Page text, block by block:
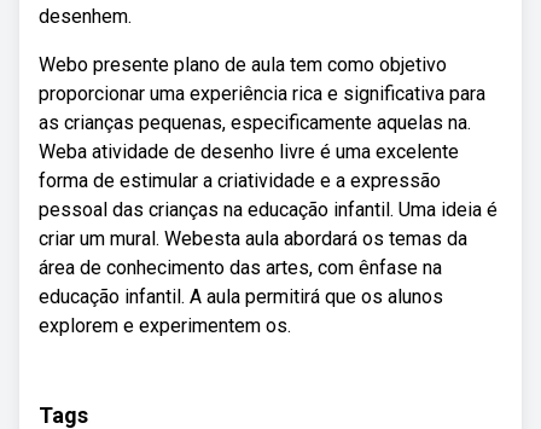
desenhem.
Webo presente plano de aula tem como objetivo
proporcionar uma experiência rica e significativa para
as crianças pequenas, especificamente aquelas na.
Weba atividade de desenho livre é uma excelente
forma de estimular a criatividade e a expressão
pessoal das crianças na educação infantil. Uma ideia é
criar um mural. Webesta aula abordará os temas da
área de conhecimento das artes, com ênfase na
educação infantil. A aula permitirá que os alunos
explorem e experimentem os.
Tags